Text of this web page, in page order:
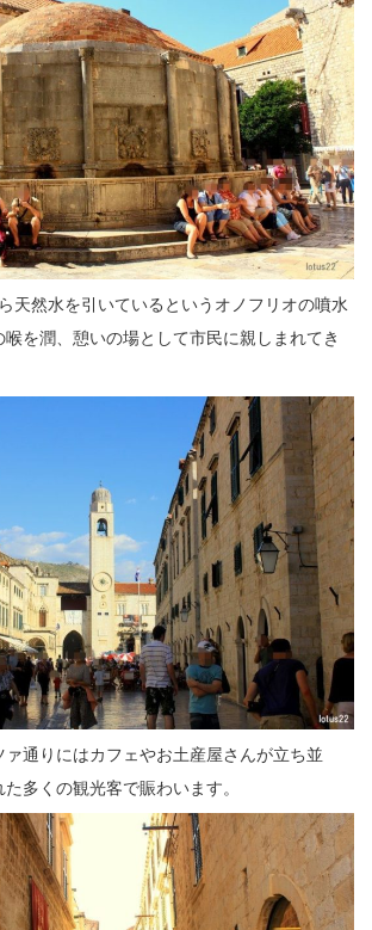
天然水を引いているというオノフリオの噴水
を潤、憩いの場として市民に親しまれてき
ァ通りにはカフェやお土産屋さんが立ち並
多くの観光客で賑わいます。